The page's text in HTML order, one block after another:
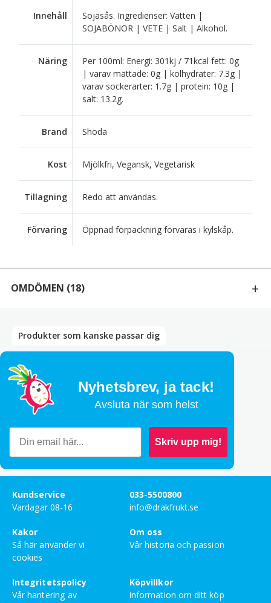
Innehåll
Sojasås. Ingredienser: Vatten |
SOJABÖNOR | VETE | Salt | Alkohol.
Näring
Per 100ml: Energi: 301kj / 71kcal fett: 0g
| varav mättade: 0g | kolhydrater: 7.3g |
varav sockerarter: 1.7g | protein: 10g |
salt: 13.2g.
Brand Shoda
Kost Mjölkfri, Vegansk, Vegetarisk
Tillagning Redo att användas.
Förvaring Öppnad förpackning förvaras i kylskåp.
OMDÖMEN (18)
Kenneth Persson–mars 10, 2026
Bästa sojan till svampsåsen
Väldigt god umamirik arom. Men den är hutlöst
salt. Trevlig eftersmak dock.
Anna Lindström februari 9, 2026
Kevin Lindberg juni 29, 2025
Produkter som kanske passar dig
Nyhetsbrev, ja tack!
Avsluta när som helst
Skriv upp mig!
Kundservice
Vardagar 08-16
033-5500800
info@drakfrukt.se
Kakor
Så här använder vi
cookies
Om oss
Vår historia och passion
Integritetspolicy
Vår hantering av
Köpvillkor
information om ditt köp